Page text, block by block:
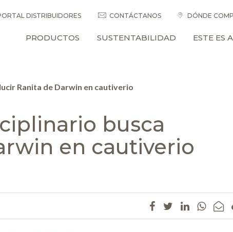
DISTRIBUIDORES CONTÁCTANOS DÓNDE
PRODUCTOS SUSTENTABILIDAD ESTE ES
Ranita de Darwin en cautiverio
busca
en cautiverio